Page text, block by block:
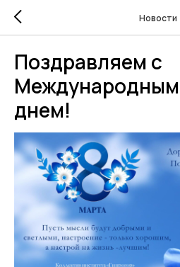
Новости
Поздравляем с
днем!